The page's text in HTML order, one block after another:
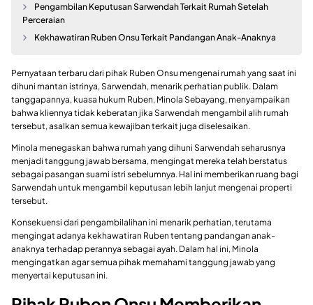
Pengambilan Keputusan Sarwendah Terkait Rumah Setelah
Perceraian
Kekhawatiran Ruben Onsu Terkait Pandangan Anak-Anaknya
Pernyataan terbaru dari pihak Ruben Onsu mengenai rumah yang saat ini
dihuni mantan istrinya, Sarwendah, menarik perhatian publik. Dalam
tanggapannya, kuasa hukum Ruben, Minola Sebayang, menyampaikan
bahwa kliennya tidak keberatan jika Sarwendah mengambil alih rumah
tersebut, asalkan semua kewajiban terkait juga diselesaikan.
Minola menegaskan bahwa rumah yang dihuni Sarwendah seharusnya
menjadi tanggung jawab bersama, mengingat mereka telah berstatus
sebagai pasangan suami istri sebelumnya. Hal ini memberikan ruang bagi
Sarwendah untuk mengambil keputusan lebih lanjut mengenai properti
tersebut.
Konsekuensi dari pengambilalihan ini menarik perhatian, terutama
mengingat adanya kekhawatiran Ruben tentang pandangan anak-
anaknya terhadap perannya sebagai ayah. Dalam hal ini, Minola
mengingatkan agar semua pihak memahami tanggung jawab yang
menyertai keputusan ini.